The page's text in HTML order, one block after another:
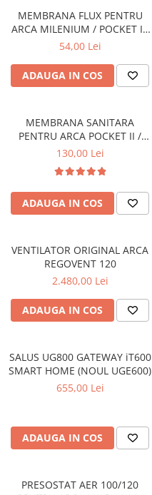
MEMBRANA FLUX PENTRU
ARCA MILENIUM / POCKET I -
MEM033P1
54,00 Lei
ADAUGA IN COS
MEMBRANA SANITARA
PENTRU ARCA POCKET II /
ECOFAST / PIXEL - MEM0031P1
130,00 Lei
ADAUGA IN COS
VENTILATOR ORIGINAL ARCA
REGOVENT 120
2.480,00 Lei
ADAUGA IN COS
SALUS UG800 GATEWAY iT600
SMART HOME (NOUL UGE600)
655,00 Lei
ADAUGA IN COS
PRESOSTAT AER 100/120